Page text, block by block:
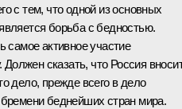
с тем, что одной из основных
борьба с бедностью.
самое активное участие
Должен сказать, что Россия
дело, прежде всего в дело
беднейших стран мира.